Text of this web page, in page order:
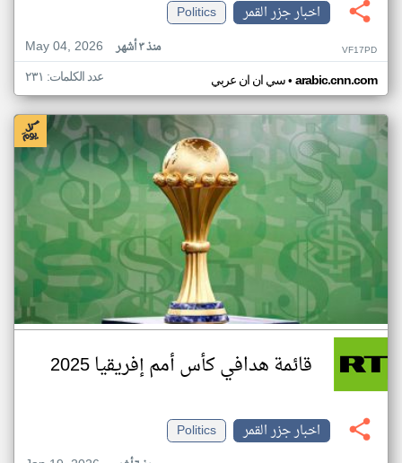
اخبار جزر القمر
Politics
May 04, 2026
منذ ٣ أشهر VF17PD
سي ان ان عربي• arabic.cnn.com عدد الكلمات: ٢٣١
قائمة هدافي كأس أمم إفريقيا 2025
اخبار جزر القمر
Politics